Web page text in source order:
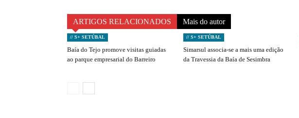
ARTIGOS RELACIONADOS Mais do autor
// S+ SETÚBAL
Baía do Tejo promove visitas guiadas
ao parque empresarial do Barreiro
// S+ SETÚBAL
Simarsul associa-se a mais uma edição
da Travessia da Baía de Sesimbra